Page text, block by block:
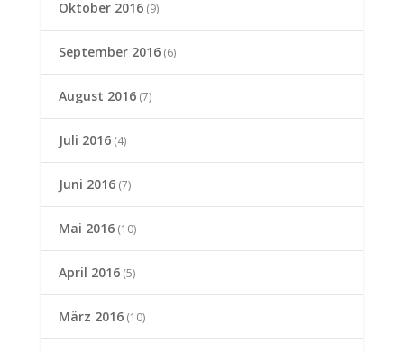
Oktober 2016(9)
September 2016(6)
August 2016(7)
Juli 2016(4)
Juni 2016(7)
Mai 2016(10)
April 2016(5)
März 2016(10)